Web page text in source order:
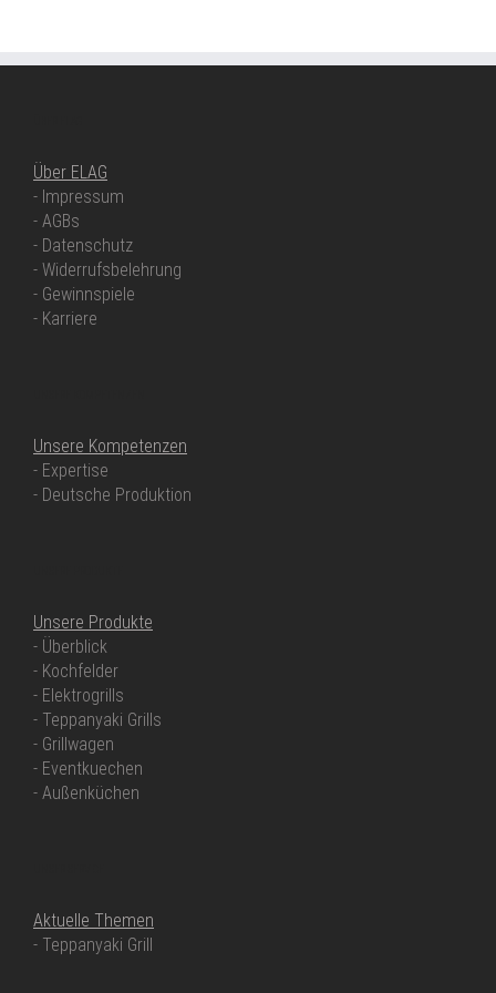
Über ELAG
- Impressum
- AGBs
- Datenschutz
- Widerrufsbelehrung
- Gewinnspiele
- Karriere
Unsere Kompetenzen
- Expertise
- Deutsche Produktion
Unsere Produkte
- Überblick
- Kochfelder
- Elektrogrills
- Teppanyaki Grills
- Grillwagen
- Eventkuechen
- Außenküchen
Aktuelle Themen
- Teppanyaki Grill